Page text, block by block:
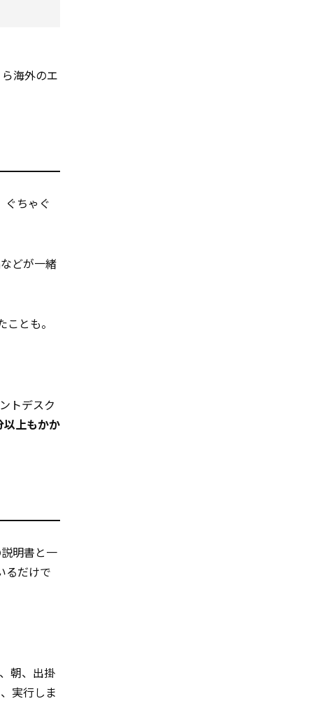
海外のエ
ぐちゃぐ
どが一緒
とも。
トデスク
以上もかか
明書と一
るだけで
朝、出掛
実行しま